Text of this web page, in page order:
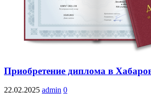
Приобретение диплома в
22.02.2025 admin 0